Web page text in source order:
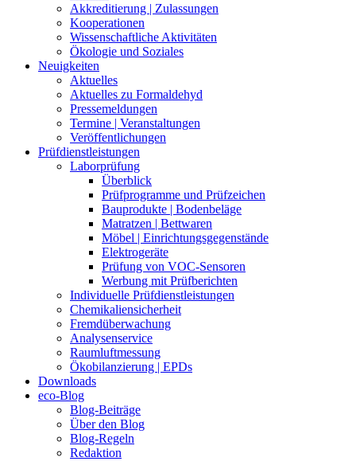
Akkreditierung | Zulassungen
Kooperationen
Wissenschaftliche Aktivitäten
Ökologie und Soziales
Neuigkeiten
Aktuelles
Aktuelles zu Formaldehyd
Pressemeldungen
Termine | Veranstaltungen
Veröffentlichungen
Prüfdienstleistungen
Laborprüfung
Überblick
Prüfprogramme und Prüfzeichen
Bauprodukte | Bodenbeläge
Matratzen | Bettwaren
Möbel | Einrichtungsgegenstände
Elektrogeräte
Prüfung von VOC-Sensoren
Werbung mit Prüfberichten
Individuelle Prüfdienstleistungen
Chemikaliensicherheit
Fremdüberwachung
Analysenservice
Raumluftmessung
Ökobilanzierung | EPDs
Downloads
eco-Blog
Blog-Beiträge
Über den Blog
Blog-Regeln
Redaktion